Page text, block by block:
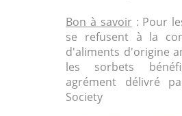
Bon à savoir: Pour
se refusent à la
d'aliments d'origine
les sorbets
agrément délivré
Society